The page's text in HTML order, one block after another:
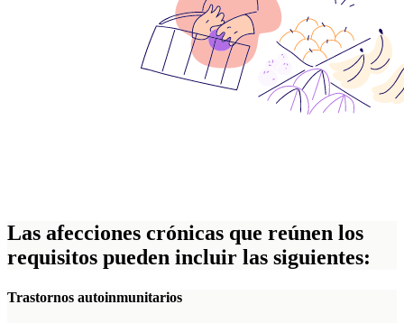
Las afecciones crónicas que reúnen los
requisitos pueden incluir las siguientes:
Trastornos autoinmunitarios